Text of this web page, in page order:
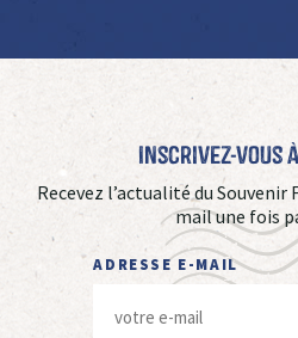
Inscrivez-vous
Recevez l’actualité du
mail une fois
ADRESSE E-MAIL